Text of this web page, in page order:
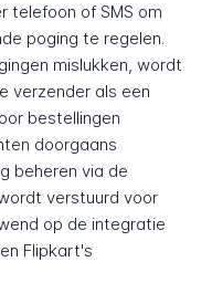
telefoon of SMS om
poging te regelen.
mislukken, wordt
verzender als een
bestellingen
doorgaans
beheren via de
verstuurd voor
op de integratie
Flipkart's